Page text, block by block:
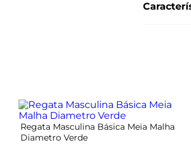
Regata Masculina Básica Meia Malha
Diametro Verde